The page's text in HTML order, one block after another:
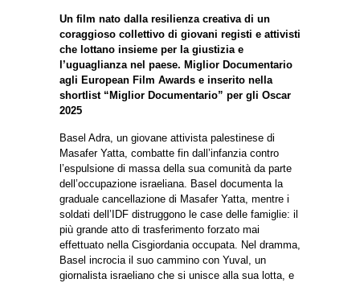
Un film nato dalla resilienza creativa di un
coraggioso collettivo di giovani registi e attivisti
che lottano insieme per la giustizia e
l’uguaglianza nel paese. Miglior Documentario
agli European Film Awards e inserito nella
shortlist “Miglior Documentario” per gli Oscar
2025
Basel Adra, un giovane attivista palestinese di
Masafer Yatta, combatte fin dall’infanzia contro
l’espulsione di massa della sua comunità da parte
dell’occupazione israeliana. Basel documenta la
graduale cancellazione di Masafer Yatta, mentre i
soldati dell’IDF distruggono le case delle famiglie: il
più grande atto di trasferimento forzato mai
effettuato nella Cisgiordania occupata. Nel dramma,
Basel incrocia il suo cammino con Yuval, un
giornalista israeliano che si unisce alla sua lotta, e